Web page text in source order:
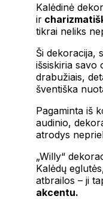
Kalėdinė
ir
tikrai neliks
Ši dekoracija,
išsiskiria savo
drabužiais,
šventiška
Pagaminta iš
audinio,
atrodys
„Willy“
Kalėdų
atbrailos – ji
akcentu.